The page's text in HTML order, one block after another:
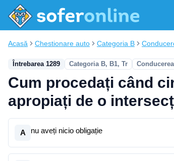
Acasă Chestionare auto Categoria B
Întrebarea 1289 Categoria B, B1, Tr
Cum procedați când
apropiați de o
A nu aveți nicio obligație